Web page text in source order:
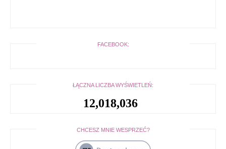
FACEBOOK:
ŁĄCZNA LICZBA WYŚWIETLEŃ:
12,018,036
CHCESZ MNIE WESPRZEĆ?